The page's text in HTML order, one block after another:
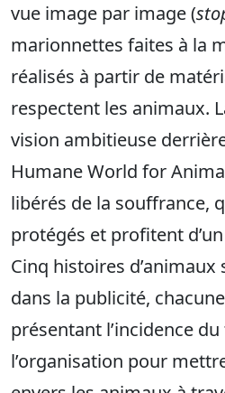
vue image par image (
marionnettes faites à la
réalisés à partir de
respectent les animaux.
vision ambitieuse
Humane World for
libérés de la souffrance,
protégés et profitent
Cinq histoires
dans la publicité,
présentant l’incidence
l’organisation pour